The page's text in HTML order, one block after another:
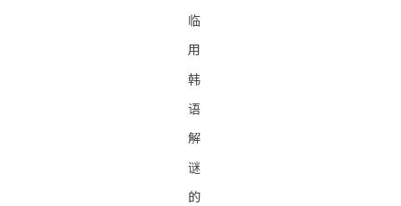
临
用
韩
语
解
谜
的